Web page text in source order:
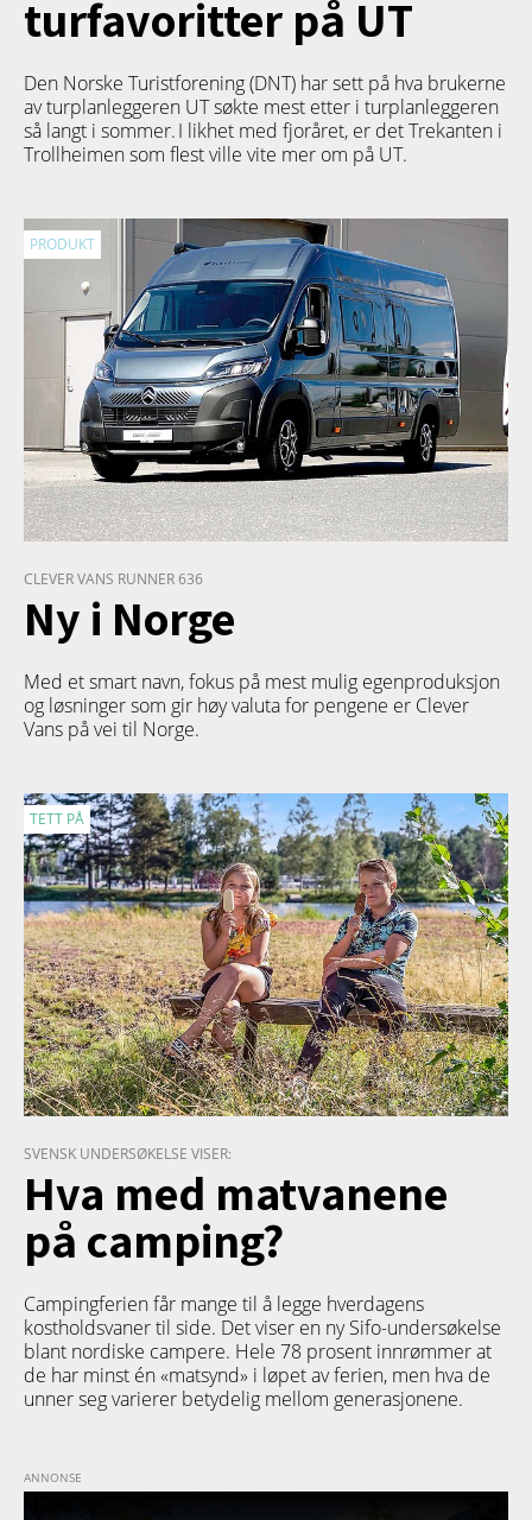
turfavoritter på UT
Den Norske Turistforening (DNT) har sett på hva brukerne
av turplanleggeren UTsøkte mest etter i turplanleggeren
så langt i sommer. I likhet med fjoråret, er det Trekanten i
Trollheimen som flest ville vite mer om på UT.
PRODUKT
CLEVER VANS RUNNER 636
Ny i Norge
Med et smart navn, fokus på mest mulig egenproduksjon
og løsninger som gir høy valuta for pengene er Clever
Vans på vei til Norge.
TETT PÅ
SVENSK UNDERSØKELSE VISER:
Hva med matvanene
på camping?
Campingferien får mange til å legge hverdagens
kostholdsvaner til side. Det viser en ny Sifo-undersøkelse
blant nordiske campere. Hele 78 prosent innrømmer at
de har minst én «matsynd» i løpet av ferien, men hva de
unner seg varierer betydelig mellom generasjonene.